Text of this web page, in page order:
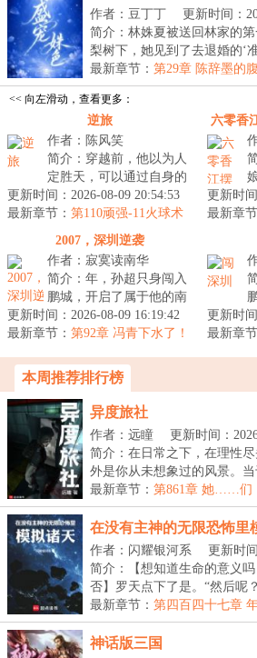
作者：豆丁丁
更新时间：
简介：林姝夏被送回林家的第
梨树下，她见到了去退婚的‘
最新章节： 第29章 陈辞墨的
<< 向左滑动，查看更多：
逆旅
作者：陈风笑
简介：穿越前，他以为人
定胜天，可以通过自身的
努力，来改变环境和阶
层。穿越后才知道，有
更新时间：2026-08-09 20:54:53
最新章节： 第110顽强-11火球术
（四更求月票）
六零香
更新时
最新章节
2007，深圳逆袭
作者：寂寞读南华
简介：年，孙超只身闯入
鹏城，开启了属于他的南
漂之旅。身为绝路之人，
除了胜利，他已经无路...
更新时间：2026-08-09 16:19:42
最新章节： 第92章 冯青下水了！
更新时
最新章节
本周推荐排行榜
异度旅社
作者：远瞳
更新时间：
简介：在日常之下，在理性
外是你从未想象过的风景。
时...
最新章节： 第861章 她……们
在没有主神的无限恐怖里
作者：闪耀银河系
更新时
简介：【想知道生命的意义
否】罗天点下了是。“然后呢
最新章节： 第四百四十七章
神话版三国